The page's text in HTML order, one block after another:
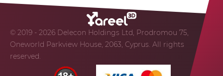
© 2019 - 2026 Delecon Holdings Ltd, Prodromou 75,
Oneworld Parkview House, 2063, Cyprus. All rights
reserved.